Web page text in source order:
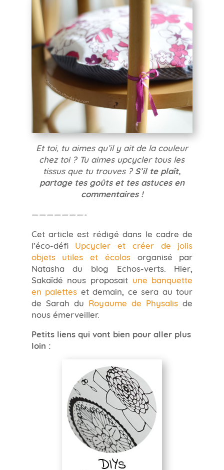
Et toi, tu aimes qu’il y ait de la couleur
chez toi ? Tu aimes upcycler tous les
tissus que tu trouves ? S’il te plaît,
partage tes goûts et tes astuces en
commentaires !
———————-
Cet article est rédigé dans le cadre de
l’éco-défi Upcycler et créer de jolis
objets utiles et écolosorganisé par
Natasha du blog Echos-verts. Hier,
Sakaïdé nous proposait une banquette
en palettes et demain, ce sera au tour
de Sarah du Royaume de Physalis de
nous émerveiller.
Petits liens qui vont bien pour aller plus
loin :